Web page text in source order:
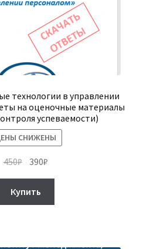
технологии в управлении
на оценочные материалы
успеваемости)
СНИЖЕНЫ
450₽ Первоначальная
цена
составляла
450₽.
390₽
цена:
Купить